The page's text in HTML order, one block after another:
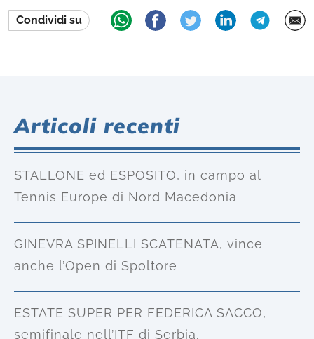
Condividi su
Articoli recenti
STALLONE ed ESPOSITO, in campo al
Tennis Europe di Nord Macedonia
GINEVRA SPINELLI SCATENATA, vince
anche l’Open di Spoltore
ESTATE SUPER PER FEDERICA SACCO,
semifinale nell’ITF di Serbia.